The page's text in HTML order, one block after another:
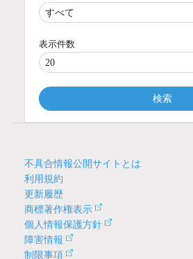
表示件数
検索
不具合情報公開サイトとは
利用規約
更新履歴
商標著作権表示
個人情報保護方針
障害情報
制限事項